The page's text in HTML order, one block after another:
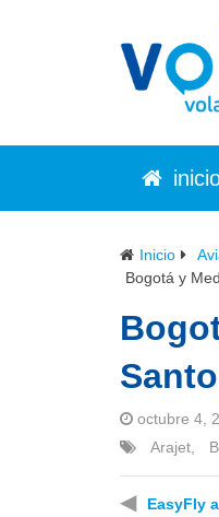
Inicio
Bogotá y
octubre 4,
Arajet
◀ EasyFly